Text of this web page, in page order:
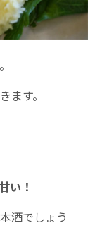
ます。
い！
酒でしょう